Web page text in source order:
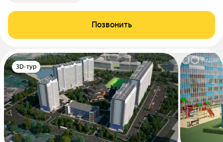
Позвонить
3D-тур